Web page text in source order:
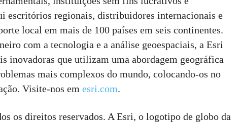
escritórios regionais, distribuidores internacionais e
local em mais de 100 países em seis continentes.
com a tecnologia e a análise geoespaciais, a Esri
inovadoras que utilizam uma abordagem geográfica
mais complexos do mundo, colocando-os no
Visite-nos em esri.com.
os direitos reservados. A Esri, o logotipo de globo da